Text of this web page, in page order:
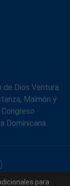
de Dios Ventura
Maimón y
Dominicana.
la República
para